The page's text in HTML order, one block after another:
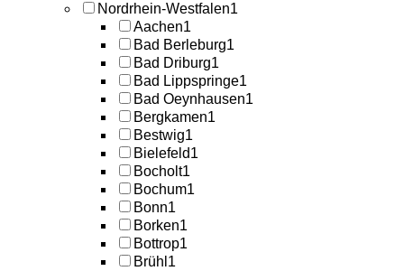
Nordrhein-Westfalen1
Aachen1
Bad Berleburg1
Bad Driburg1
Bad Lippspringe1
Bad Oeynhausen1
Bergkamen1
Bestwig1
Bielefeld1
Bocholt1
Bochum1
Bonn1
Borken1
Bottrop1
Brühl 1